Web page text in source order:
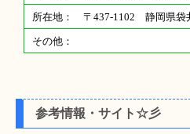
所在地： 〒437-1102 静岡県袋
その他：
参考情報・サイト☆彡